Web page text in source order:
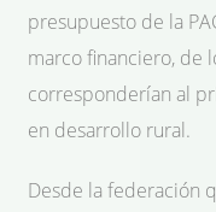
presupuesto de la
marco financiero, de
corresponderían al
en desarrollo rural.
Desde la federación